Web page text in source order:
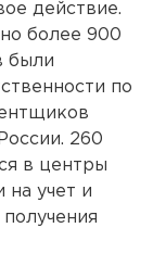
действие.
более 900
были
по
260
в центры
на учет и